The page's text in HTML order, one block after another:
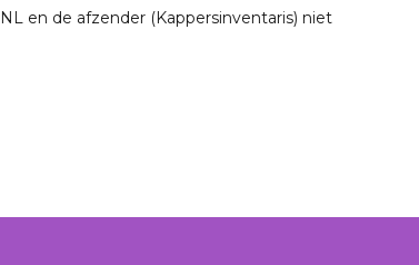
en de afzender (Kappersinventaris) niet